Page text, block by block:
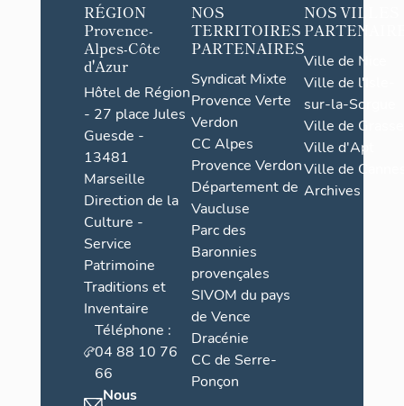
RÉGION
Provence-
Alpes-Côte
d'Azur
Hôtel de Région
- 27 place Jules
Guesde -
13481
Marseille
Direction de la
Culture -
Service
Patrimoine
Traditions et
Inventaire
Téléphone :
04 88 10 76
66
Nous
NOS
TERRITOIRES
PARTENAIRES
Syndicat Mixte
Provence Verte
Verdon
CC Alpes
Provence Verdon
Département de
Vaucluse
Parc des
Baronnies
provençales
SIVOM du pays
de Vence
Dracénie
CC de Serre-
Ponçon
NOS VILLES
Ville de Nice
Ville de l'Isle-
sur-la-Sorgue
Ville de Grasse
Ville d'Apt
Ville de
Archives